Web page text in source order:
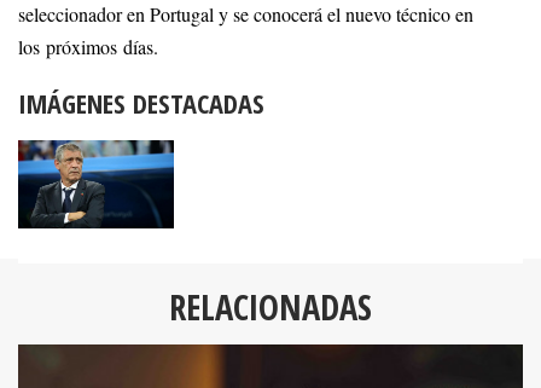
seleccionador en Portugal y se conocerá el nuevo técnico en
los próximos días.
IMÁGENES DESTACADAS
RELACIONADAS